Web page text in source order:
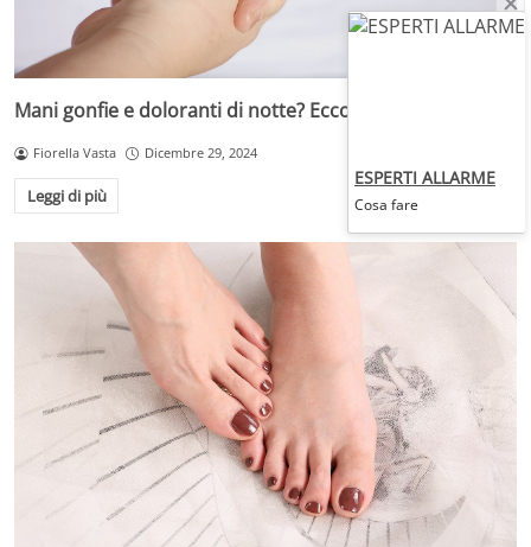
Mani gonfie e doloranti di notte? Ecco perché
Fiorella Vasta Dicembre 29, 2024
Leggi di più
ESPERTI ALLARME
Cosa fare